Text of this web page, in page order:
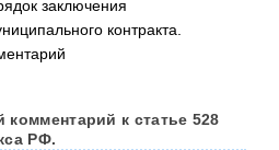
комментарий к статье 528
РФ.